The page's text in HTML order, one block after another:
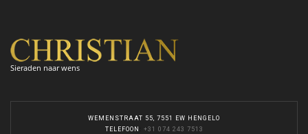
Sieraden naar wens
WEMENSTRAAT 55, 7551 EW HENGELO
TELEFOON
+31 074 243 7513